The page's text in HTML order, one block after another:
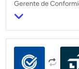
Gerente de